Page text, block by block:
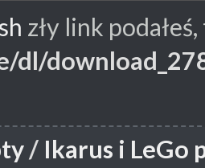
zły link
dl/
/ Ikarus i LeGo